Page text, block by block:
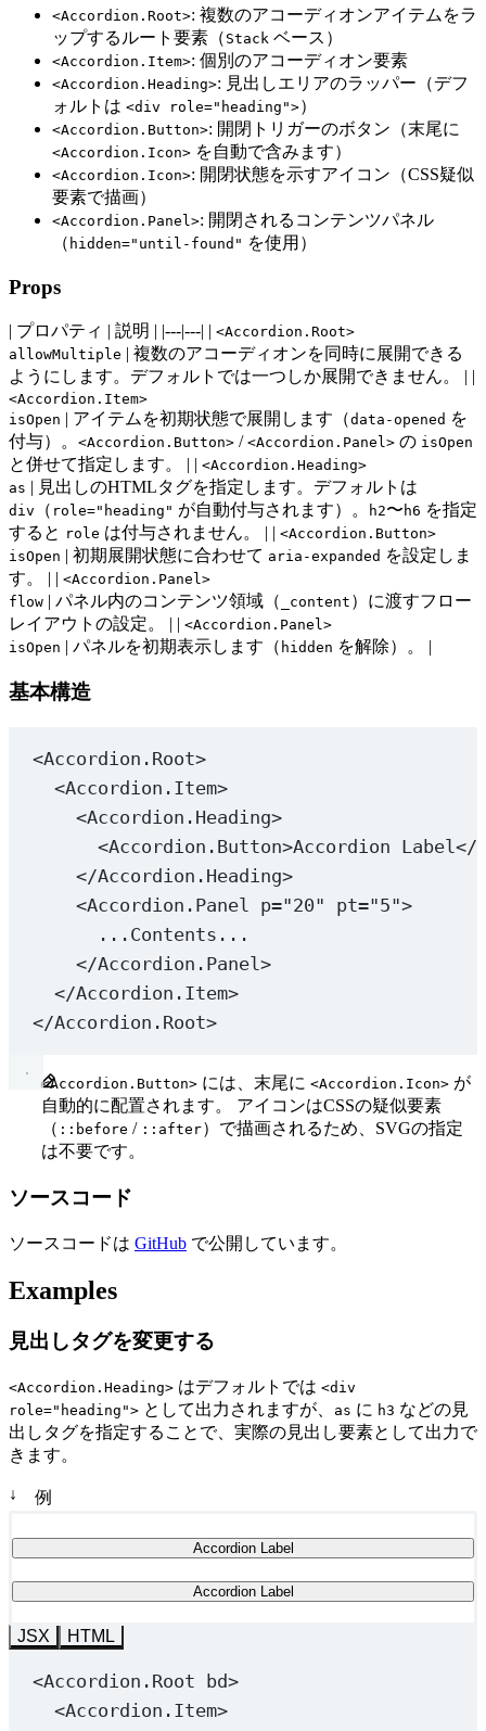
<Accordion.Root>: 複数のアコーディオンアイテムをラ
ップするルート要素（ Stack ベース）
<Accordion.Item>: 個別のアコーディオン要素
<Accordion.Heading>: 見出しエリアのラッパー（デフ
ォルトは <div role="heading">）
<Accordion.Button>: 開閉トリガーのボタン（末尾に
<Accordion.Icon> を自動で含みます）
<Accordion.Icon>: 開閉状態を示すアイコン（CSS疑似
要素で描画）
<Accordion.Panel>: 開閉されるコンテンツパネル
（ hidden="until-found" を使用）
Props
| プロパティ | 説明 | |---|---| | <Accordion.Root>
allowMultiple | 複数のアコーディオンを同時に展開できる
ようにします。デフォルトでは一つしか展開できません。 | |
<Accordion.Item>
isOpen | アイテムを初期状態で展開します（data-opened を
付与）。 <Accordion.Button> / <Accordion.Panel> の isOpen
と併せて指定します。 | | <Accordion.Heading>
as | 見出しのHTMLタグを指定します。デフォルトは
div （ role="heading" が自動付与されます）。 h2〜 h6 を指定
すると role は付与されません。 | | <Accordion.Button>
isOpen | 初期展開状態に合わせて aria-expanded を設定しま
す。 | | <Accordion.Panel>
flow | パネル内のコンテンツ領域（ _content ）に渡すフロー
レイアウトの設定。 | | <Accordion.Panel>
isOpen | パネルを初期表示します（ hidden を解除）。 |
基本構造
<Accordion.Root>
<Accordion.Item>
<Accordion.Heading>
<Accordion.Button>Accordion Label</
</Accordion.Heading>
<Accordion.Panel p="20" pt="5">
...Contents...
</Accordion.Panel>
</Accordion.Item>
</Accordion.Root>
<Accordion.Button> には、末尾に <Accordion.Icon> が
自動的に配置されます。 アイコンはCSSの疑似要素
（ ::before / ::after）で描画されるため、SVGの指定
は不要です。
ソースコード
ソースコードは GitHub で公開しています。
Examples
見出しタグを変更する
<Accordion.Heading> はデフォルトでは <div
role="heading"> として出力されますが、 as に h3 などの見
出しタグを指定することで、実際の見出し要素として出力で
きます。
↓ 例
Accordion Label
Accordion Label
JSX HTML
<Accordion.Root bd>
<Accordion.Item>